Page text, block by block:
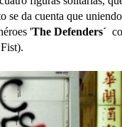
se da cuenta que
'The Defenders´